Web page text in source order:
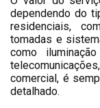
dependendo do
residenciais,
tomadas e
como
comercial, é
detalhado.